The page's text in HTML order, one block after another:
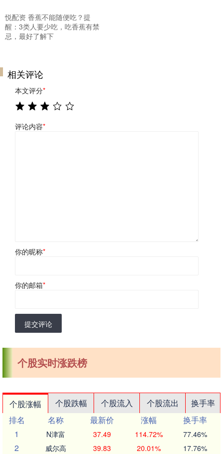
悦配资 香蕉不能随便吃？提
醒：3类人要少吃，吃香蕉有禁
忌，最好了解下
相关评论
本文评分*
评论内容*
你的昵称*
你的邮箱*
提交评论
个股实时涨跌榜
个股涨幅 个股跌幅 个股流入 个股流出
换手率
排名
名称 最新价 涨幅
换手率
1
N津富 37.49 114.72% 77.46%
2 威尔高 39.83 20.01% 17.76%